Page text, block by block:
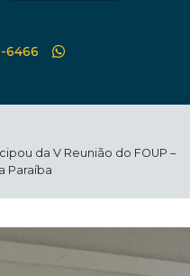
6466
da V Reunião do FOUP –
Paraíba